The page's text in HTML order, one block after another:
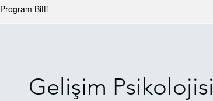
Program Bitti
Gelişim Psikolojisi